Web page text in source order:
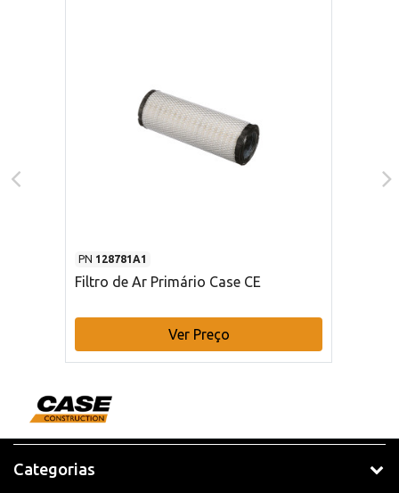
PN 128781A1
Filtro de Ar Primário Case CE
Ver Preço
Categorias